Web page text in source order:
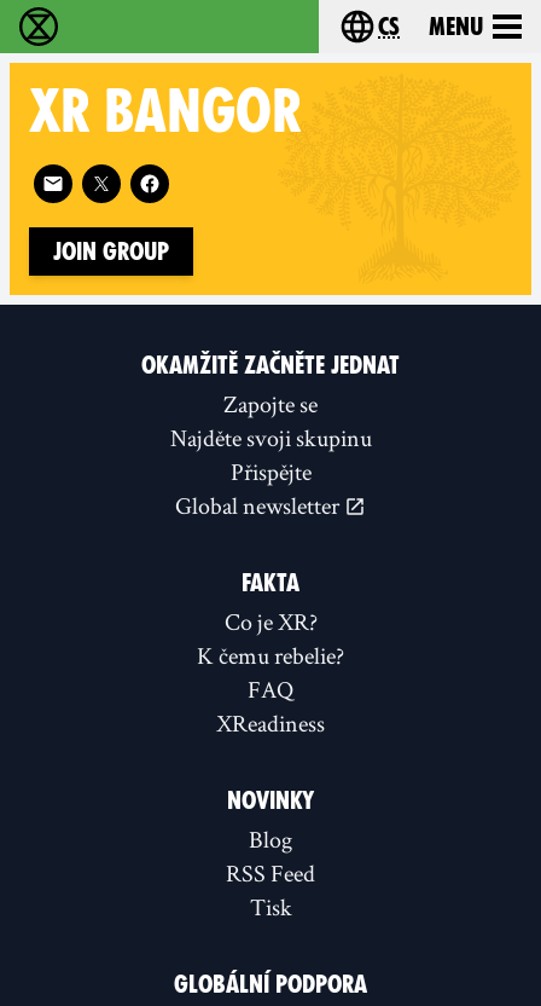
Rebelie proti vyhynutí - Home Choose your
cs Menu
XR BANGOR
Follow XR Bangor on
Join Group
OKAMŽITĚ ZAČNĚTE JEDNAT
Zapojte se
Najděte svoji skupinu
Přispějte
Global newsletter
FAKTA
Co je XR?
K čemu rebelie?
FAQ
XReadiness
NOVINKY
Blog
RSS Feed
Tisk
GLOBÁLNÍ PODPORA